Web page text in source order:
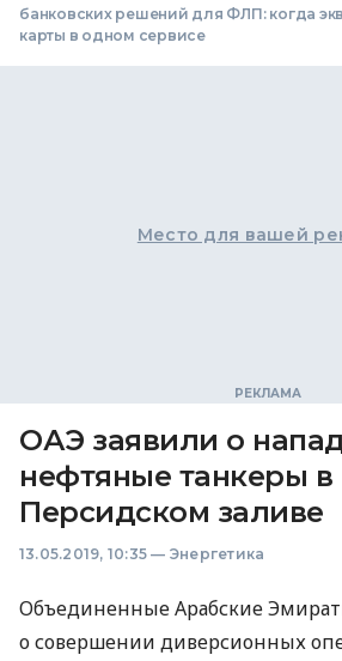
банковских решений для ФЛП: когда
карты в одном сервисе
Место для вашей
ОАЭ заявили о
нефтяные танкеры в
Персидском заливе
13.05.2019, 10:35 — Энергетика
Объединенные Арабские
о совершении диверсионных